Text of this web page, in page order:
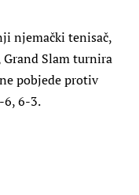
njemački tenisač,
Grand Slam turnira
pobjede protiv
6, 6-3.